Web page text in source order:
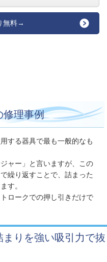
料→
修理事例
する器具で最も一般的なも
ャー」と言いますが、この
繰り返すことで、詰まった
す。
ロークでの押し引きだけで
りを強い吸引力で抜